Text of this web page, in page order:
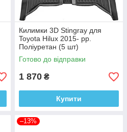
Килимки 3D Stingray для
Toyota Hilux 2015- рр.
Поліуретан (5 шт)
Готово до відправки
1 870 ₴
Купити
–13%